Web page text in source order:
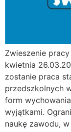
Zwieszenie
kwietnia
zostanie praca
przedszkolnych
form
wyjątkami.
naukę zawodu,